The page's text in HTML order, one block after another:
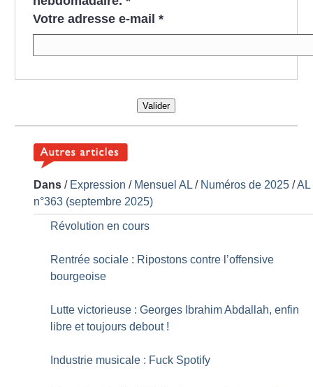
Votre adresse e-mail *
Valider
Dans / Expression / Mensuel AL / Numéros de 2025 /AL
n°363 (septembre 2025)
Révolution en cours
Rentrée sociale : Ripostons contre l’offensive
bourgeoise
Lutte victorieuse : Georges Ibrahim Abdallah, enfin
libre et toujours debout !
Industrie musicale : Fuck Spotify